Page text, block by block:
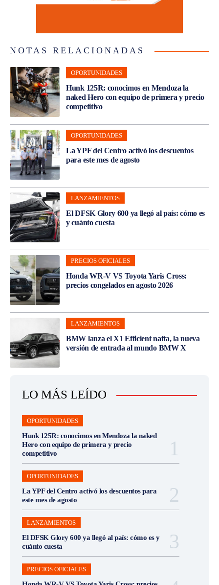
NOTAS RELACIONADAS
OPORTUNIDADES
Hunk 125R: conocimos en Mendoza la
naked Hero con equipo de primera y precio
competitivo
OPORTUNIDADES
La YPF del Centro activó los descuentos
para este mes de agosto
LANZAMIENTOS
El DFSK Glory 600 ya llegó al país: cómo es
y cuánto cuesta
PRECIOS OFICIALES
Honda WR-V VS Toyota Yaris Cross:
precios congelados en agosto 2026
LANZAMIENTOS
BMW lanza el X1 Efficient nafta, la nueva
versión de entrada al mundo BMW X
LO MÁS LEÍDO
OPORTUNIDADES
Hunk 125R: conocimos en Mendoza la naked
Hero con equipo de primera y precio
competitivo
OPORTUNIDADES
La YPF del Centro activó los descuentos para
este mes de agosto
LANZAMIENTOS
El DFSK Glory 600 ya llegó al país: cómo es y
cuánto cuesta
PRECIOS OFICIALES